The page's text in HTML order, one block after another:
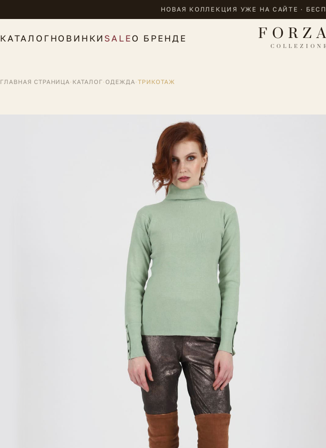
НОВАЯ КОЛЛЕКЦИЯ УЖЕ НА САЙТЕ ·
КАТАЛОГНОВИНКИ SALEО БРЕНДЕ
ГЛАВНАЯ СТРАНИЦА· КАТАЛОГ·ОДЕЖДА·ТРИКОТАЖ